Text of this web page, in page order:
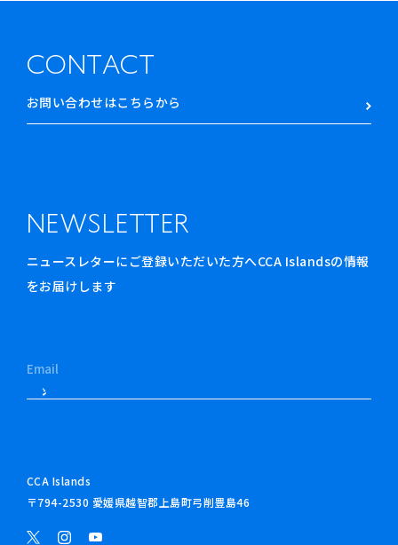
CONTACT
お問い合わせはこちらから
NEWSLETTER
ニュースレターにご登録いただいた方へCCA Islandsの情報
をお届けします
CCA Islands
〒794-2530 愛媛県越智郡上島町弓削豊島46